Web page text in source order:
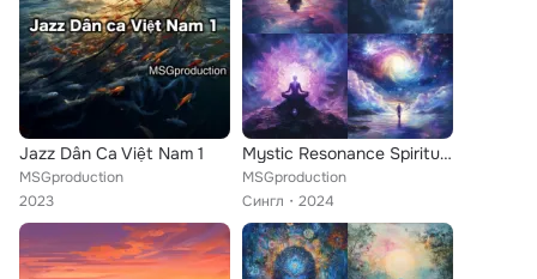
Jazz Dân Ca Việt Nam 1
MSGproduction
2023
Mystic Resonance Spiritual Meditation Voyage
MSGproduction
Сингл
2024